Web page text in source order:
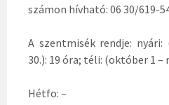
számon hívható: 06 30/619-
A szentmisék rendje:
30.): 19 óra; téli: (október 1 –
Hétfo: –